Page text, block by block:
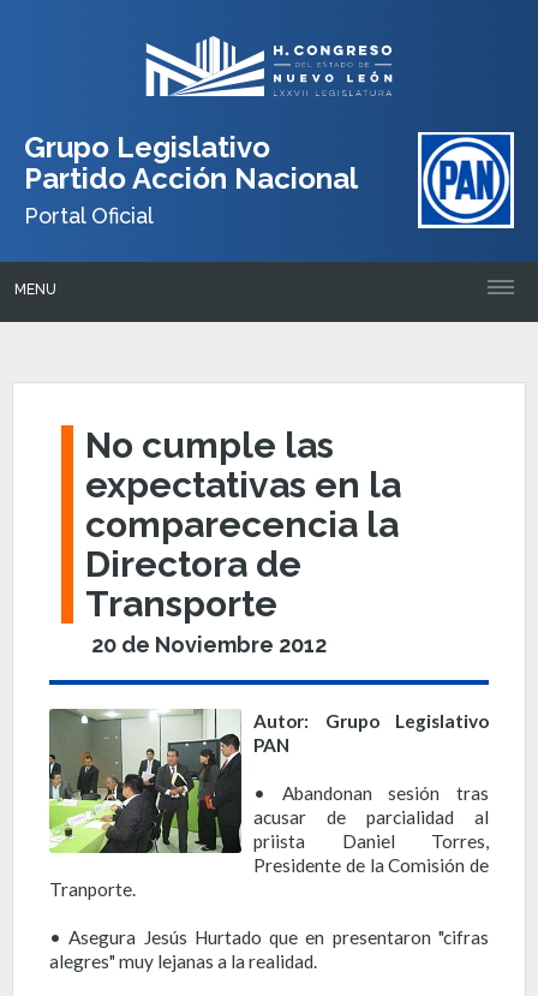
Grupo Legislativo
Partido Acción Nacional
Portal Oficial
MENU
No cumple las
expectativas en la
comparecencia la
Directora de
Transporte
20 de Noviembre 2012
Autor: Grupo Legislativo
PAN
• Abandonan sesión tras
acusar de parcialidad al
priista Daniel Torres,
Presidente de la Comisión de
Tranporte.
• Asegura Jesús Hurtado que en presentaron "cifras
alegres" muy lejanas a la realidad.